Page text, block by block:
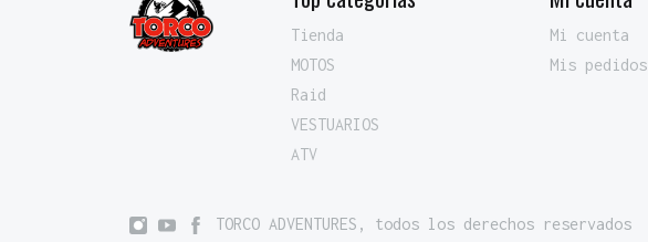
Tienda
MOTOS
Raid
VESTUARIOS
ATV
Mi cuenta
Mis pedidos
TORCO ADVENTURES, todos los derechos reservados